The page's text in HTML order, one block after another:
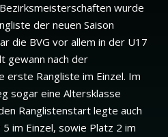
wurde
der neuen Saison
die BVG vor allem in der U17
gewann nach der
erste Rangliste im Einzel. Im
sogar eine Altersklasse
Ranglistenstart legte auch
im Einzel, sowie Platz 2 im